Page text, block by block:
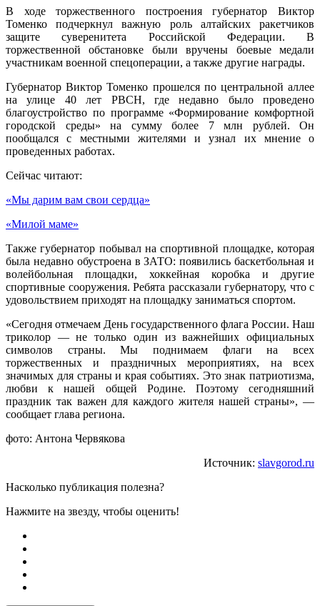
В ходе торжественного построения губернатор Виктор
Томенко подчеркнул важную роль алтайских ракетчиков
защите суверенитета Российской Федерации. В
торжественной обстановке были вручены боевые медали
участникам военной спецоперации, а также другие награды.
Губернатор Виктор Томенко прошелся по центральной аллее
на улице 40 лет РВСН, где недавно было проведено
благоустройство по программе «Формирование комфортной
городской среды» на сумму более 7 млн рублей. Он
пообщался с местными жителями и узнал их мнение о
проведенных работах.
Сейчас читают:
«Мы дарим вам свои сердца»
«Милой маме»
Также губернатор побывал на спортивной площадке, которая
была недавно обустроена в ЗАТО: появились баскетбольная и
волейбольная площадки, хоккейная коробка и другие
спортивные сооружения. Ребята рассказали губернатору, что с
удовольствием приходят на площадку заниматься спортом.
«Сегодня отмечаем День государственного флага России. Наш
триколор — не только один из важнейших официальных
символов страны. Мы поднимаем флаги на всех
торжественных и праздничных мероприятиях, на всех
значимых для страны и края событиях. Это знак патриотизма,
любви к нашей общей Родине. Поэтому сегодняшний
праздник так важен для каждого жителя нашей страны», —
сообщает глава региона.
фото: Антона Червякова
Источник: slavgorod.ru
Насколько публикация полезна?
Нажмите на звезду, чтобы оценить!